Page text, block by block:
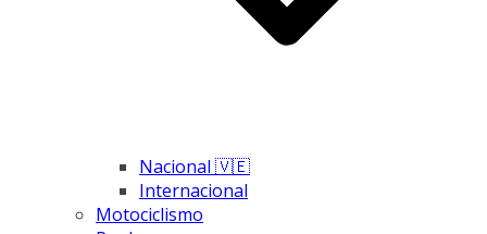
Nacional 🇻🇪
Internacional
Motociclismo